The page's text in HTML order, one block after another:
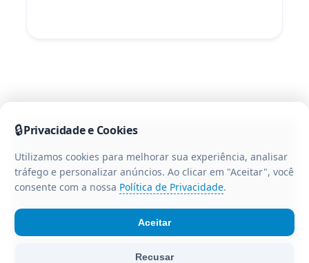
🔒Privacidade e Cookies
Utilizamos cookies para melhorar sua experiência, analisar
tráfego e personalizar anúncios. Ao clicar em "Aceitar", você
consente com a nossa Política de Privacidade.
Recusar
Aceitar